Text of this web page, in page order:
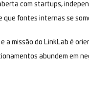
com startups,
fontes internas se
a missão do LinkLab é
abundem em